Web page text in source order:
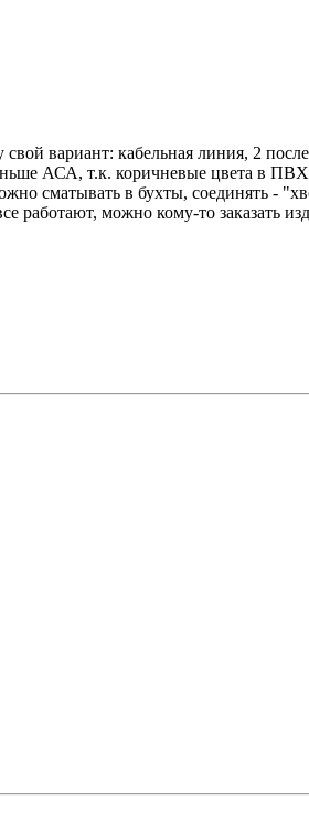
свой вариант: кабельная линия, 2
АСА, т.к. коричневые цвета в
сматывать в бухты, соединять -
работают, можно кому-то заказать